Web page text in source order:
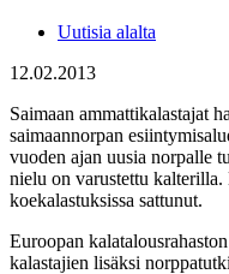
Uutisia alalta
12.02.2013
Saimaan ammattikalastajat
saimaannorpan
vuoden ajan uusia norpalle
nielu on varustettu
koekalastuksissa sattunut.
Euroopan
kalastajien lisäksi